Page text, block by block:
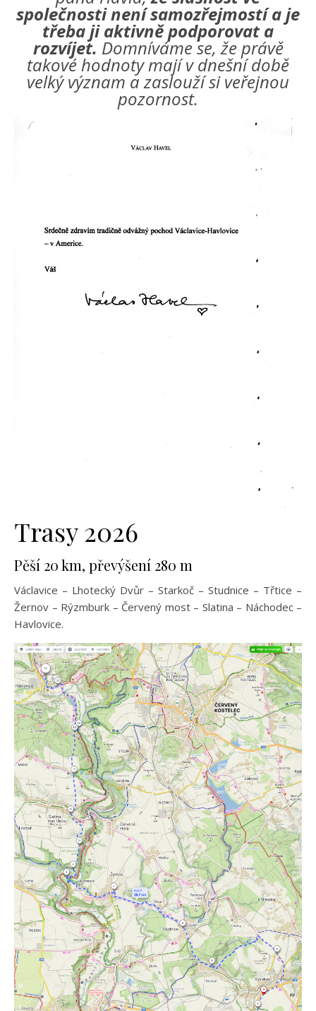
společnosti není samozřejmostí a je
třeba ji aktivně podporovat a
rozvíjet. Domníváme se, že právě
takové hodnoty mají v dnešní době
velký význam a zaslouží si veřejnou
pozornost.
Trasy 2026
Pěší 20 km, převýšení 280 m
Václavice – Lhotecký Dvůr – Starkoč – Studnice – Třtice –
Žernov – Rýzmburk – Červený most – Slatina – Náchodec –
Havlovice.